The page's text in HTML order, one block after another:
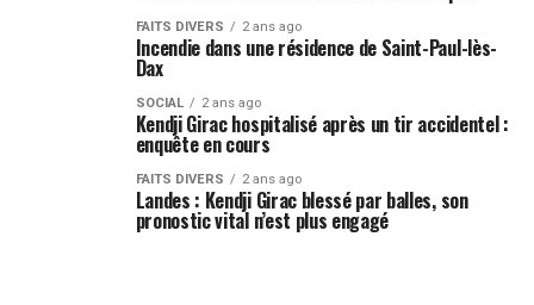
FAITS DIVERS 2 ans ago
Incendie dans une résidence de Saint-Paul-lès-
Dax
SOCIAL 2 ans ago
Kendji Girac hospitalisé après un tir accidentel :
enquête en cours
FAITS DIVERS 2 ans ago
Landes : Kendji Girac blessé par balles, son
pronostic vital n’est plus engagé